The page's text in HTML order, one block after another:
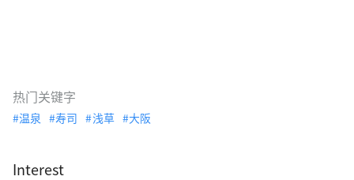
热门关键字
温泉 寿司 浅草 大阪
Interest